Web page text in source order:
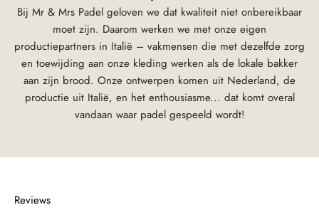
Bij Mr & Mrs Padel geloven we dat kwaliteit niet onbereikbaar
moet zijn. Daarom werken we met onze eigen
productiepartners in Italië – vakmensen die met dezelfde zorg
en toewijding aan onze kleding werken als de lokale bakker
aan zijn brood. Onze ontwerpen komen uit Nederland, de
productie uit Italië, en het enthousiasme... dat komt overal
vandaan waar padel gespeeld wordt!